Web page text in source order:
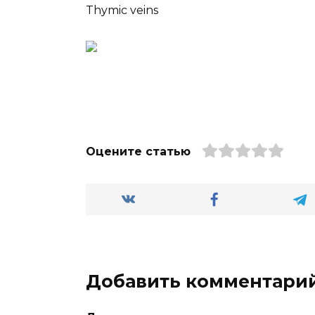
Thymic veins
Оцените статью
Добавить